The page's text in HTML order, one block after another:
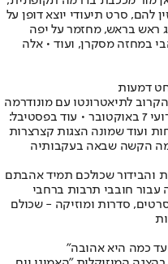
להם, סרט תיעודי יוצא דופן על
ראש בראש, מחזמר על יפה
במחזה מסקרן, ועוד • אלה
דמעות
לתיאטרונטו עם מונודרמה
מרגשת המבוססת על סיפור מזעזע מאירועי 7 באוקטובר • עוד בפסטיבל:
ועוד שמונה הצגות קצרצרות
הקשה שבאה בעקבותיה
והבידור שכולכם תמיד אהבתם
עבור חובבי תרבות ברחבי
סדרות ומוזיקה - שכולם
עד כמה היא אהובה"